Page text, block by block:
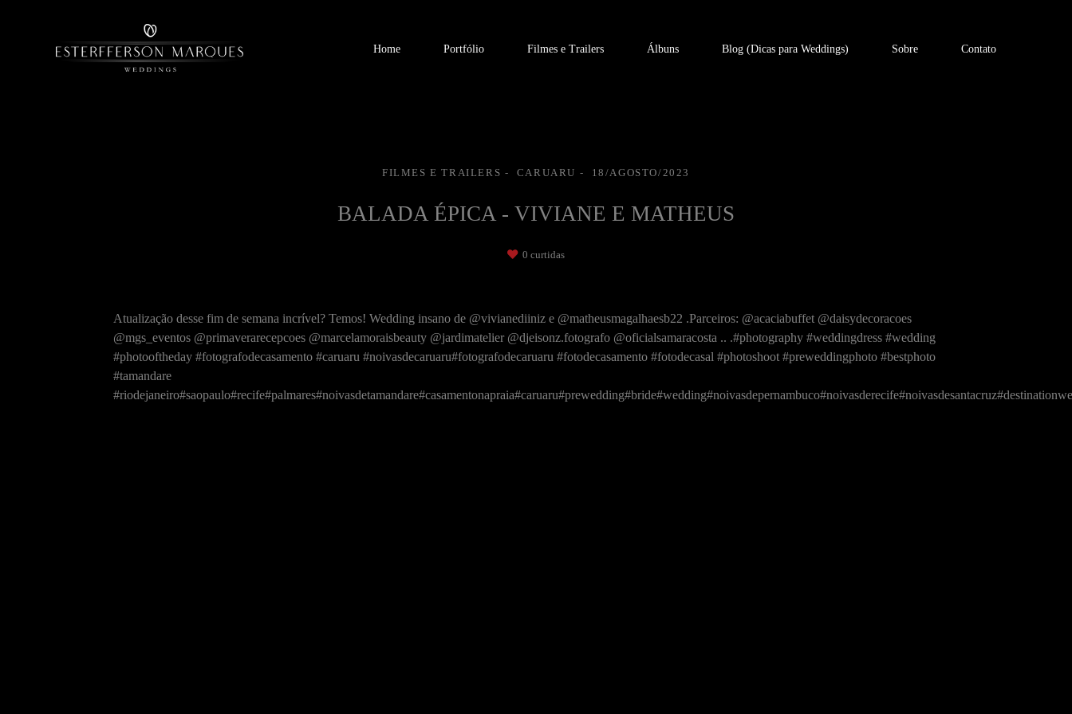
Home Portfólio Filmes e Trailers Álbuns Blog (Dicas para Weddings) Sobre Contato
FILMES E TRAILERS CARUARU 18/AGOSTO/2023
BALADA ÉPICA - VIVIANE E MATHEUS
0 curtidas
Atualização desse fim de semana incrível? Temos! Wedding insano de @vivianediiniz e @matheusmagalhaesb22 .Parceiros: @acaciabuffet @daisydecoracoes
@mgs_eventos @primaverarecepcoes @marcelamoraisbeauty @jardimatelier @djeisonz.fotografo @oficialsamaracosta .. .#photography #weddingdress #wedding
#photooftheday #fotografodecasamento #caruaru #noivasdecaruaru#fotografodecaruaru #fotodecasamento #fotodecasal #photoshoot #preweddingphoto #bestphoto
#tamandare